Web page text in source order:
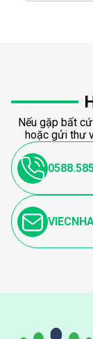
Nếu gặp bất
hoặc gửi thư